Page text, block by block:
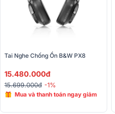
Tai Nghe Chống Ồn B&W PX8
15.480.000đ
15.699.000đ -1%
Mua và thanh toán ngay giảm